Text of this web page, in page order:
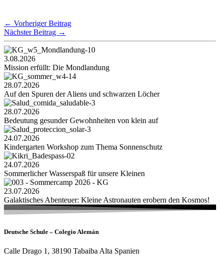
← Vorheriger Beitrag
Nächster Beitrag →
3.08.2026
Mission erfüllt: Die Mondlandung
28.07.2026
Auf den Spuren der Aliens und schwarzen Löcher
28.07.2026
Bedeutung gesunder Gewohnheiten von klein auf
24.07.2026
Kindergarten Workshop zum Thema Sonnenschutz
24.07.2026
Sommerlicher Wasserspaß für unsere Kleinen
23.07.2026
Galaktisches Abenteuer: Kleine Astronauten erobern den Kosmos!
Deutsche Schule – Colegio Alemán
Calle Drago 1, 38190 Tabaiba Alta Spanien